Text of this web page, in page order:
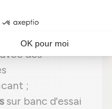
pièces
neuves ;
des
;
sur banc d'essai